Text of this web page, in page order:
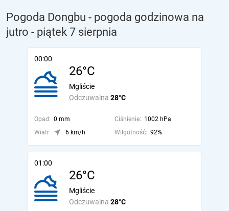
Pogoda Dongbu - pogoda godzinowa na
jutro - piątek 7 sierpnia
00:00
26°C
Odczuwalna 28°C
Mgliście
Opad: 0 mm Ciśnienie: 1002 hPa
Wiatr:
6 km/h Wilgotność: 92%
01:00
26°C
Odczuwalna 28°C
Mgliście